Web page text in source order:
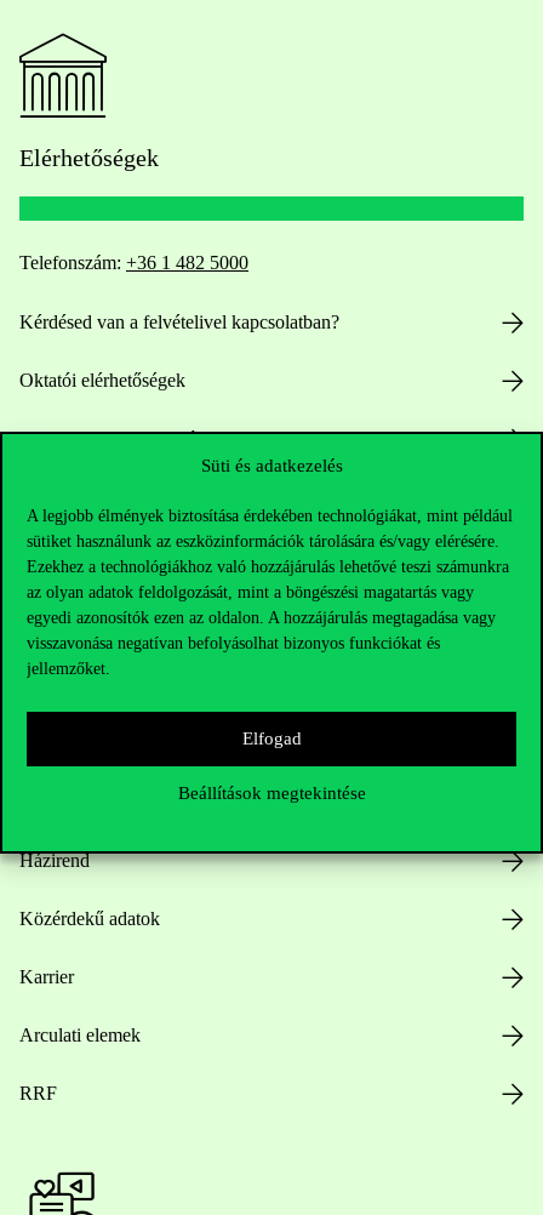
Süti és adatkezelés
A legjobb élmények biztosítása érdekében technológiákat, mint például
sütiket használunk az eszközinformációk tárolására és/vagy elérésére.
Ezekhez a technológiákhoz való hozzájárulás lehetővé teszi számunkra
az olyan adatok feldolgozását, mint a böngészési magatartás vagy
egyedi azonosítók ezen az oldalon. A hozzájárulás megtagadása vagy
visszavonása negatívan befolyásolhat bizonyos funkciókat és
jellemzőket.
Elfogad
Beállítások megtekintése
Elérhetőségek
Telefonszám: +36 1 482 5000
Kérdésed van a felvételivel kapcsolatban?
Oktatói elérhetőségek
HUB jelenlegi hallgatóinknak
Házirend
Közérdekű adatok
Karrier
Arculati elemek
RRF